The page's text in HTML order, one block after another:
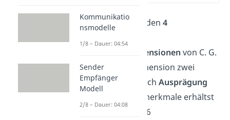
Der Test basiert auf den 4
Persönlichkeitsdimensionen von C. G.
Jung, wobei jede Dimension zwei
Gegenpolehat Je nach Ausprägung
der Persönlichkeitsmerkmale erhältst
du dann einen von 16
Kommunikatio
nsmodelle
1/8 – Dauer: 04:54
Sender
Empfänger
Modell
2/8 – Dauer: 04:08